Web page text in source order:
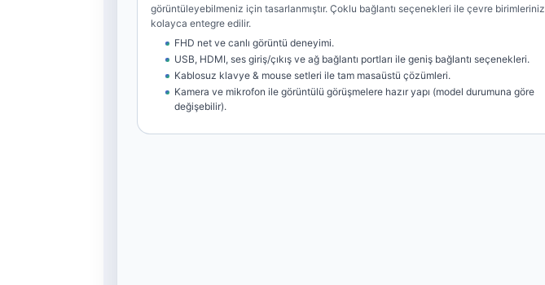
görüntüleyebilmeniz için tasarlanmıştır. Çoklu bağlantı seçenekleri ile çevre birimleriniz
kolayca entegre edilir.
FHD net ve canlı görüntü deneyimi.
USB, HDMI, ses giriş/çıkış ve ağ bağlantı portları ile geniş bağlantı seçenekleri.
Kablosuz klavye & mouse setleri ile tam masaüstü çözümleri.
Kamera ve mikrofon ile görüntülü görüşmelere hazır yapı (model durumuna göre
değişebilir).